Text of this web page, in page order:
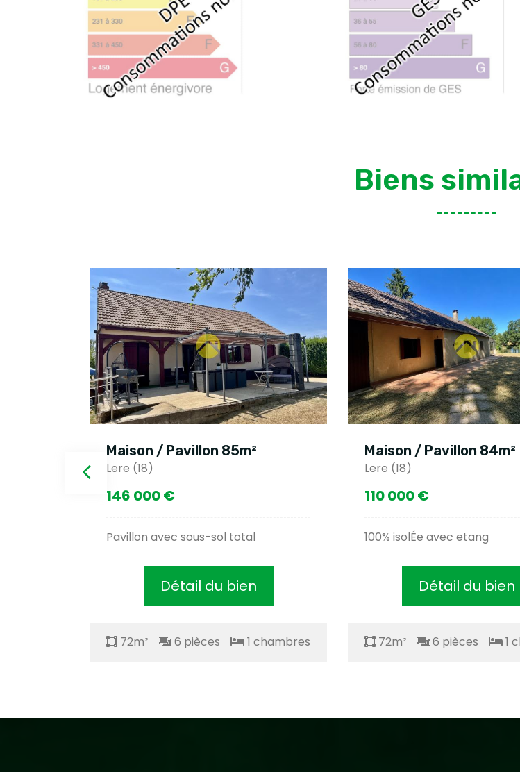
Biens
Maison / Pavillon 85m²
Lere (18)
146 000 €
Pavillon avec sous-sol total
Détail du bien
72m² 6 pièces 1 chambres
Maison / Pavillon 84m²
Lere (18)
110 000 €
100% isolÉe avec etang
Détail du bien
72m² 6 pièces 1